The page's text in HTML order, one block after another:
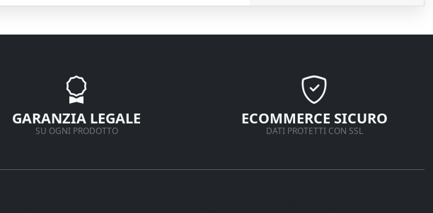
GARANZIA LEGALE
SU OGNI PRODOTTO
ECOMMERCE SICURO
DATI PROTETTI CON SSL